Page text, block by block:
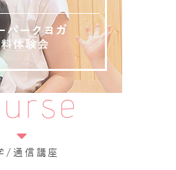
/通信講座